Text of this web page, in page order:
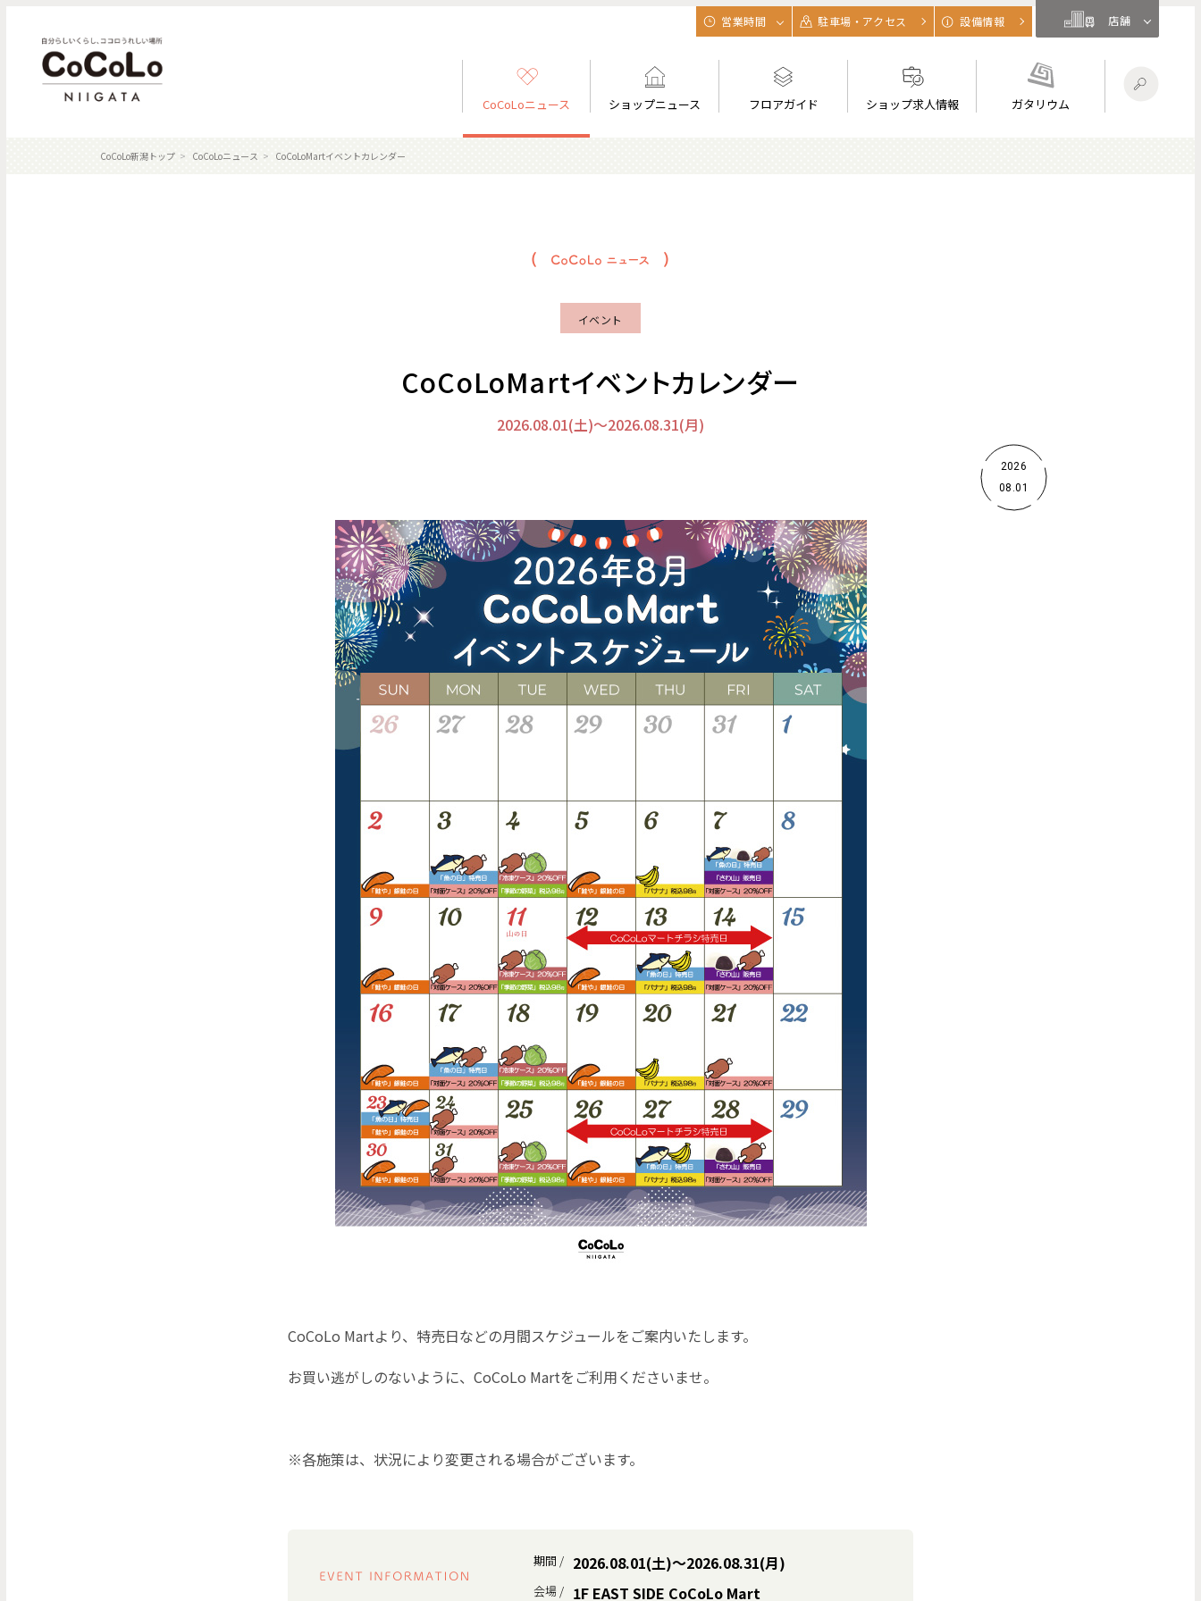
CoCoLoニュース ショップニュース フロアガイド ショップ求人情報 ガタリウム
営業時間 駐車場・アクセス 設備情報 店舗
CoCoLo新潟トップ CoCoLoニュース CoCoLoMartイベントカレンダー
イベント
CoCoLoMartイベントカレンダー
2026.08.01(土)〜2026.08.31(月)
2026
08.01
CoCoLo Martより、特売日などの月間スケジュールをご案内いたします。
お買い逃がしのないように、CoCoLo Martをご利用くださいませ。
※各施策は、状況により変更される場合がございます。
期間 / 2026.08.01(土)〜2026.08.31(月)
会場 / 1F EAST SIDE CoCoLo Mart